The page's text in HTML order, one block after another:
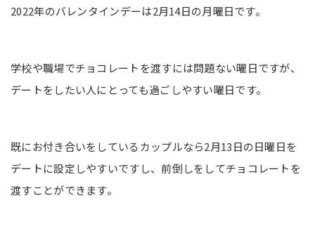
2022年のバレンタインデーは2月14日の月曜日です。
学校や職場でチョコレートを渡すには問題ない曜日ですが、
デートをしたい人にとっても過ごしやすい曜日です。
既にお付き合いをしているカップルなら2月13日の日曜日を
デートに設定しやすいですし、前倒しをしてチョコレートを
渡すことができます。